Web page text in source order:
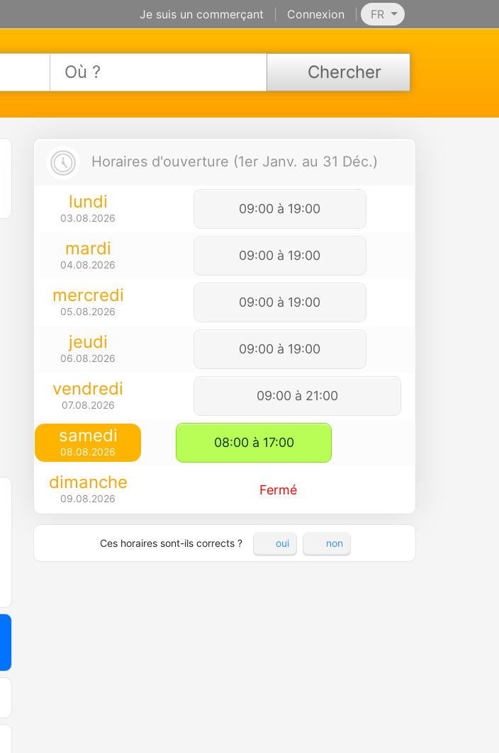
Je suis un commerçant Connexion FR
Chercher
Horaires d'ouverture (1er Janv. au 31 Déc.)
lundi
03.08.2026
09:00 à 19:00
mardi
04.08.2026
09:00 à 19:00
mercredi
05.08.2026
09:00 à 19:00
jeudi
06.08.2026
09:00 à 19:00
vendredi
07.08.2026
09:00 à 21:00
samedi
08.08.2026
08:00 à 17:00
dimanche
09.08.2026
Fermé
Ces horaires sont-ils corrects ? oui non